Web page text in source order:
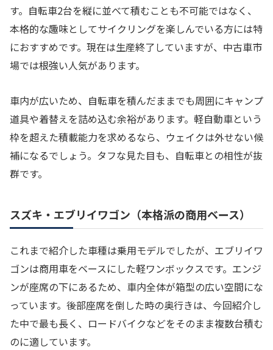
す。自転車2台を縦に並べて積むことも不可能ではなく、
本格的な趣味としてサイクリングを楽しんでいる方には特
におすすめです。現在は生産終了していますが、中古車市
場では根強い人気があります。
車内が広いため、自転車を積んだままでも周囲にキャンプ
道具や着替えを詰め込む余裕があります。軽自動車という
枠を超えた積載能力を求めるなら、ウェイクは外せない候
補になるでしょう。タフな見た目も、自転車との相性が抜
群です。
スズキ・エブリイワゴン（本格派の商用ベース）
これまで紹介した車種は乗用モデルでしたが、エブリイワ
ゴンは商用車をベースにした軽ワンボックスです。エンジ
ンが座席の下にあるため、車内全体が箱型の広い空間にな
っています。後部座席を倒した時の奥行きは、今回紹介し
た中で最も長く、ロードバイクなどをそのまま複数台積む
のに適しています。